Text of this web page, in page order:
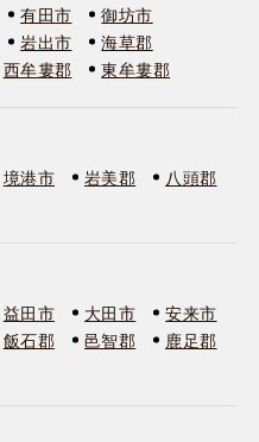
有田市
御坊市
岩出市
海草郡
西牟婁郡 東牟婁郡
境港市 岩美郡
八頭郡
益田市 大田市
安来市
飯石郡 邑智郡
鹿足郡